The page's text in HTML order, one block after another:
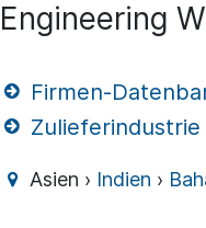
Engineering
Firmen-
Zulieferindustrie
Asien › Indien ›